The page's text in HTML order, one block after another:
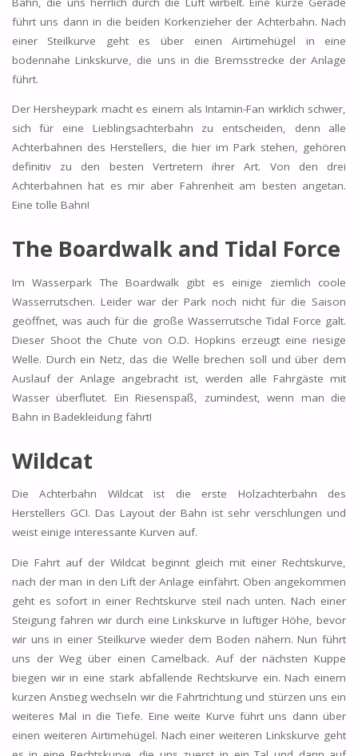
führt uns dann in die beiden Korkenzieher der Achterbahn. Nach
einer Steilkurve geht es über einen Airtimehügel in eine
bodennahe Linkskurve, die uns in die Bremsstrecke der Anlage
führt.
Der Hersheypark macht es einem als Intamin-Fan wirklich schwer,
sich für eine Lieblingsachterbahn zu entscheiden, denn alle
Achterbahnen des Herstellers, die hier im Park stehen, gehören
definitiv zu den besten Vertretern ihrer Art. Von den drei
Achterbahnen hat es mir aber Fahrenheit am besten angetan.
Eine tolle Bahn!
The Boardwalk and Tidal Force
Im Wasserpark The Boardwalk gibt es einige ziemlich coole
Wasserrutschen. Leider war der Park noch nicht für die Saison
geöffnet, was auch für die große Wasserrutsche Tidal Force galt.
Dieser Shoot the Chute von O.D. Hopkins erzeugt eine riesige
Welle. Durch ein Netz, das die Welle brechen soll und über dem
Auslauf der Anlage angebracht ist, werden alle Fahrgäste mit
Wasser überflutet. Ein Riesenspaß, zumindest, wenn man die
Bahn in Badekleidung fährt!
Wildcat
Die Achterbahn Wildcat ist die erste Holzachterbahn des
Herstellers GCI. Das Layout der Bahn ist sehr verschlungen und
weist einige interessante Kurven auf.
Die Fahrt auf der Wildcat beginnt gleich mit einer Rechtskurve,
nach der man in den Lift der Anlage einfährt. Oben angekommen
geht es sofort in einer Rechtskurve steil nach unten. Nach einer
Steigung fahren wir durch eine Linkskurve in luftiger Höhe, bevor
wir uns in einer Steilkurve wieder dem Boden nähern. Nun führt
uns der Weg über einen Camelback. Auf der nächsten Kuppe
biegen wir in eine stark abfallende Rechtskurve ein. Nach einem
kurzen Anstieg wechseln wir die Fahrtrichtung und stürzen uns ein
weiteres Mal in die Tiefe. Eine weite Kurve führt uns dann über
einen weiteren Airtimehügel. Nach einer weiteren Linkskurve geht